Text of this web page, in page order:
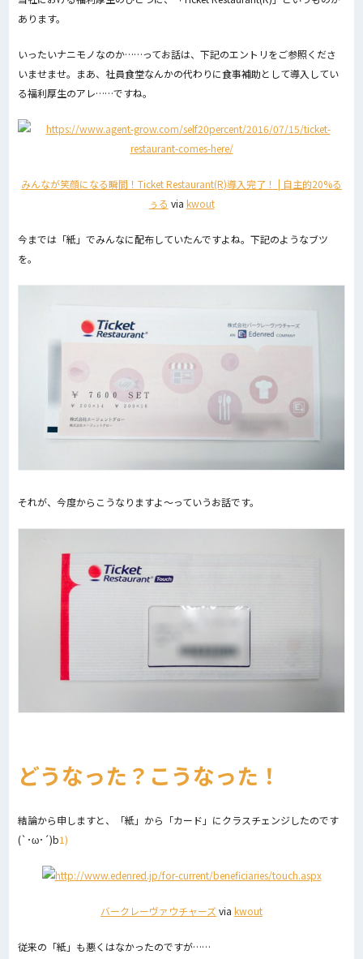
あります。
いったいナニモノなのか……ってお話は、下記のエントリをご参照くださ
いませませ。まあ、社員食堂なんかの代わりに食事補助として導入してい
る福利厚生のアレ……ですね。
みんなが笑顔になる瞬間！Ticket Restaurant(R)導入完了！ | 自主的20%る
ぅる via kwout
今までは「紙」でみんなに配布していたんですよね。下記のようなブツ
を。
それが、今度からこうなりますよ〜っていうお話です。
どうなった？こうなった！
結論から申しますと、「紙」から「カード」にクラスチェンジしたのです
(`･ω･´)b1)
バークレーヴァウチャーズvia kwout
従来の「紙」も悪くはなかったのですが……